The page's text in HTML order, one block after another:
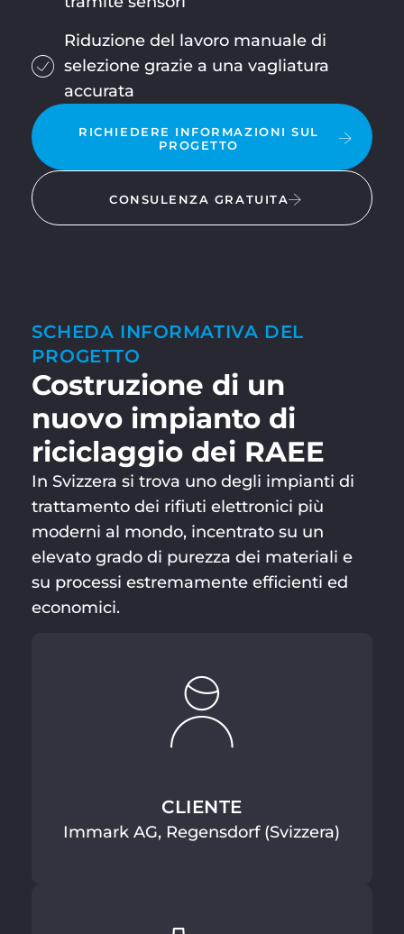
Riduzione del lavoro manuale di
selezione grazie a una vagliatura
accurata
RICHIEDERE INFORMAZIONI SUL
PROGETTO
CONSULENZA GRATUITA
SCHEDA INFORMATIVA DEL
PROGETTO
Costruzione di un
nuovo impianto di
riciclaggio dei RAEE
In Svizzera si trova uno degli impianti di
trattamento dei rifiuti elettronici più
moderni al mondo, incentrato su un
elevato grado di purezza dei materiali e
su processi estremamente efficienti ed
economici.
CLIENTE
Immark AG, Regensdorf (Svizzera)